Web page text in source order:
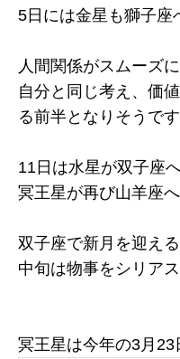
5日には金星も獅子座
人間関係がスムーズ
自分と同じ考え、価
る前半となりそうです
11日は水星が双子座へ
冥王星が再び山羊座
双子座で新月を迎える
中旬は物事をシリア
冥王星は今年の3月